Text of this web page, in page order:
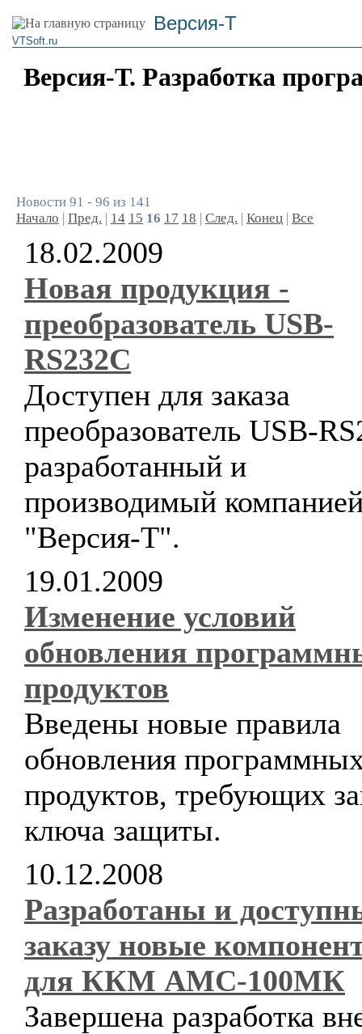
Версия-Т
VTSoft.ru
Версия-Т. Разработка
Новости 91 - 96 из 141
Начало | Пред. | 14 15 16 17 18 | След. | Конец | Все
18.02.2009
Новая продукция -
преобразователь USB-
RS232C
Доступен для заказа
преобразователь USB-
разработанный и
производимый
"Версия-Т".
19.01.2009
Изменение условий
обновления
продуктов
Введены новые правила
обновления
продуктов, требующих
ключа защиты.
10.12.2008
Разработаны и
заказу новые
для ККМ АМС-100МК
Завершена разработка